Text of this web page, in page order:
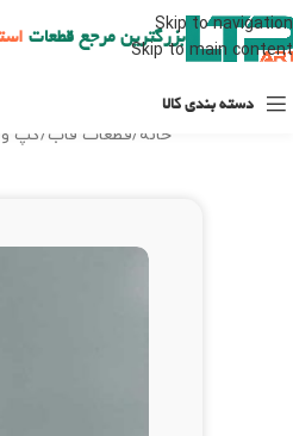
Skip to navigation
Skip to main content
بزرگترین مرجع قطعات
دسته بندی کالا
خانه /قطعات قاب/گپ و